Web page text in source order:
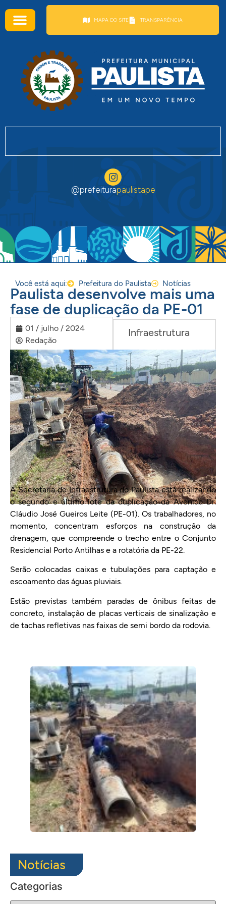
MAPA DO SITE TRANSPARÊNCIA
@prefeiturapaulistape
Você está aqui: Prefeitura do Paulista Notícias
Paulista desenvolve mais uma
fase de duplicação da PE-01
01 / julho / 2024
Redação
Infraestrutura
A Secretaria de Infraestrutura do Paulista está realizando
o segundo e último lote da duplicação da Avenida Dr.
Cláudio José Gueiros Leite (PE-01). Os trabalhadores, no
momento, concentram esforços na construção da
drenagem, que compreende o trecho entre o Conjunto
Residencial Porto Antilhas e a rotatória da PE-22.
Serão colocadas caixas e tubulações para captação e
escoamento das águas pluviais.
Estão previstas também paradas de ônibus feitas de
concreto, instalação de placas verticais de sinalização e
de tachas refletivas nas faixas de semi bordo da rodovia.
Notícias
Categorias